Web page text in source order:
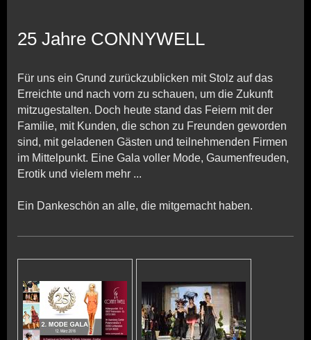
25 Jahre CONNYWELL
Für uns ein Grund zurückzublicken mit Stolz auf das
Erreichte und nach vorn zu schauen, um die Zukunft
mitzugestalten. Doch heute stand das Feiern mit der
Familie, mit Kunden, die schon zu Freunden geworden
sind, mit geladenen Gästen und teilnehmenden Firmen
im Mittelpunkt. Eine Gala voller Mode, Gaumenfreuden,
Erotik und vielem mehr ...
Ein Dankeschön an alle, die mitgemacht haben.